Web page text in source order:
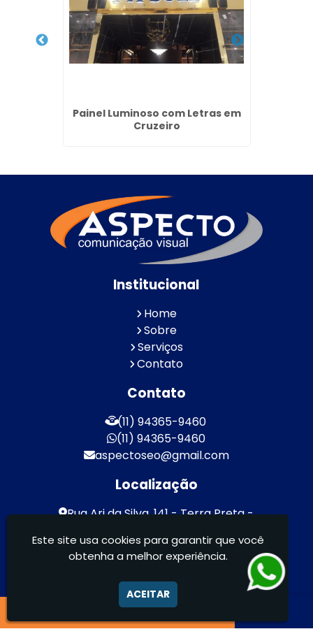
Painel Luminoso com Letras em
Cruzeiro
Institucional
Home
Sobre
Serviços
Contato
Contato
(11) 94365-9460
(11) 94365-9460
aspectoseo@gmail.com
Localização
Rua Ari da Silva, 141 - Terra Preta -
Aspecto Comunicação Visual Ltda -
Este site usa cookies para garantir que você
obtenha a melhor experiência.
ACEITAR